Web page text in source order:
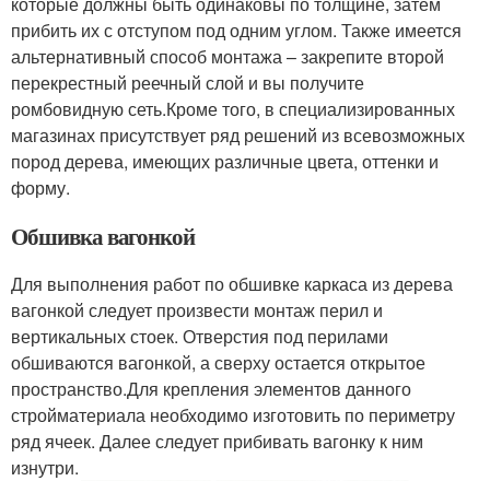
прибить их с отступом под одним углом. Также имеется
альтернативный способ монтажа – закрепите второй
перекрестный реечный слой и вы получите
ромбовидную сеть.Кроме того, в специализированных
магазинах присутствует ряд решений из всевозможных
пород дерева, имеющих различные цвета, оттенки и
форму.
Обшивка вагонкой
Для выполнения работ по обшивке каркаса из дерева
вагонкой следует произвести монтаж перил и
вертикальных стоек. Отверстия под перилами
обшиваются вагонкой, а сверху остается открытое
пространство.Для крепления элементов данного
стройматериала необходимо изготовить по периметру
ряд ячеек. Далее следует прибивать вагонку к ним
изнутри.